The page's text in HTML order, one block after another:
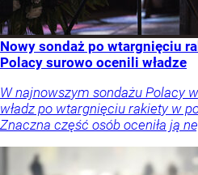
Nowy sondaż po wtargnięciu
Polacy surowo ocenili władze
W najnowszym sondażu Polacy
władz po wtargnięciu rakiety w
Znaczna część osób oceniła ją